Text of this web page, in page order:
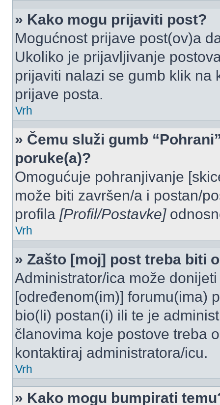
» Kako mogu prijaviti post?
Mogućnost prijave post(ov)a
Ukoliko je prijavljivanje
prijaviti nalazi se gumb klik na
prijave posta.
Vrh
» Čemu služi gumb
poruke(a)?
Omogućuje pohranjivanje
može biti završen/a i postan/
profila [Profil/Postavke]
Vrh
» Zašto [moj] post treba biti
Administrator/ica može
[određenom(im)] forumu(ima)
bio(li) postan(i) ili te je
članovima koje postove treba
kontaktiraj administratora/icu.
Vrh
» Kako mogu bumpirati